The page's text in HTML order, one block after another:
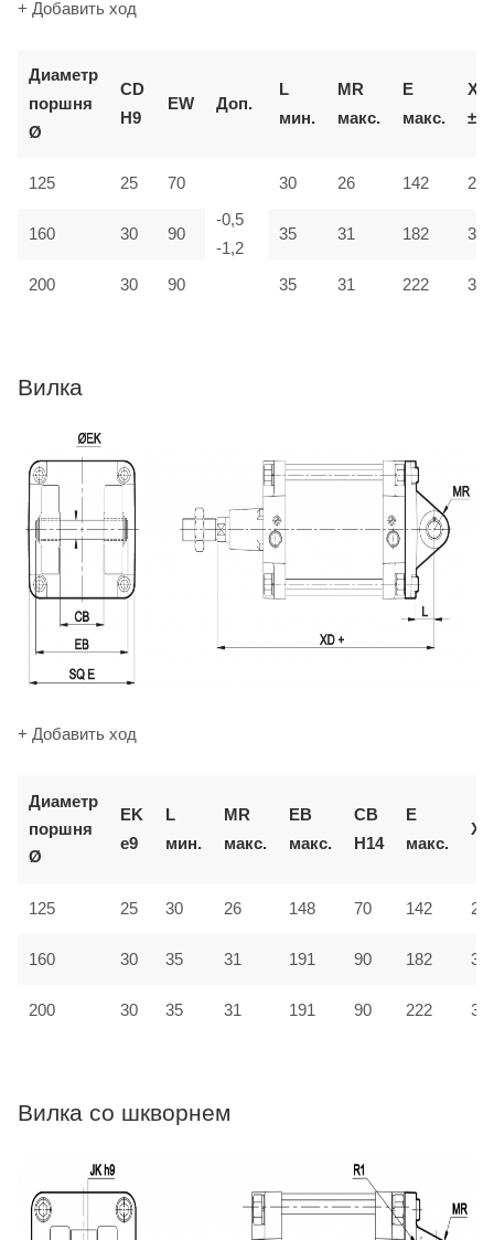
+ Добавить ход
Диаметр
поршня
Ø
CD
H9
EW Доп.
L
мин.
MR
макс.
E
макс.
XD
±2
125 25 70
-0,5
-1,2
30 26 142 275
160 30 90 35 31 182 315
200 30 90 35 31 222 335
Вилка
+ Добавить ход
Диаметр
поршня
Ø
EK
e9
L
мин.
MR
макс.
EB
макс.
CB
H14
E
макс.
125 25 30 26 148 70 142
160 30 35 31 191 90 182
200 30 35 31 191 90 222
Вилка со шкворнем